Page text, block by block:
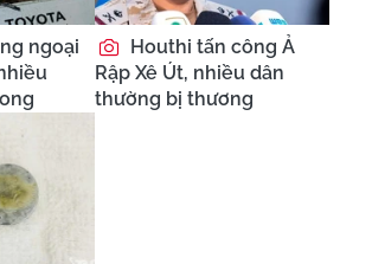
ngoại
Houthi tấn công Ả
Rập Xê Út, nhiều dân
thường bị thương